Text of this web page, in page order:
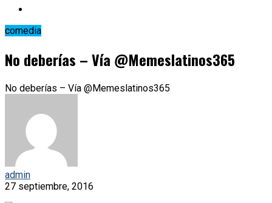
comedia
No deberías – Vía @Memeslatinos365
No deberías – Vía @Memeslatinos365
admin
27 septiembre, 2016